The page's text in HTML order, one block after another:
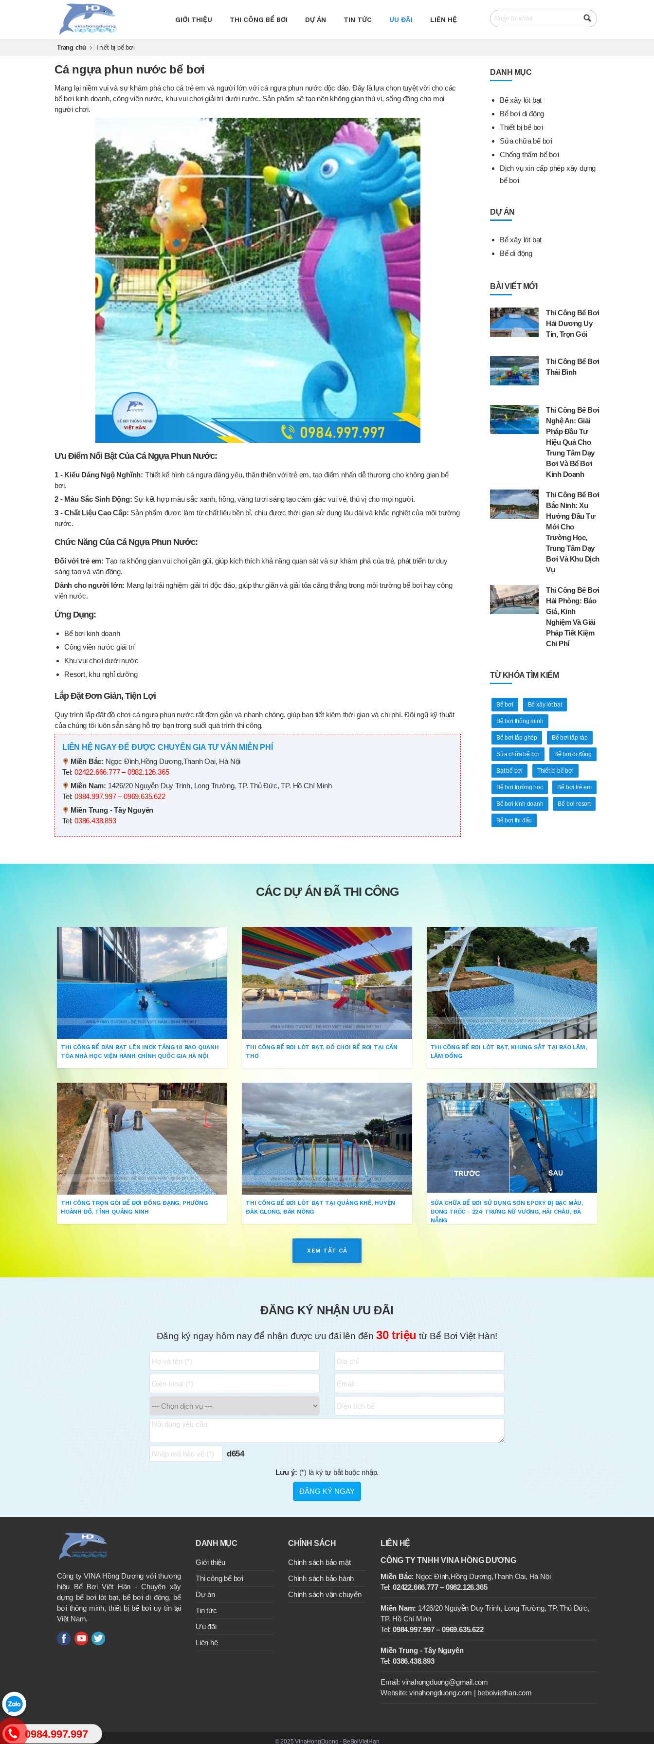
GIỚI THIỆU THI CÔNG BỂ BƠI DỰ ÁN TIN TỨC ƯU ĐÃI LIÊN HỆ
Trang chủ Thiết bị bể bơi
Cá ngựa phun nước bể bơi
Mang lại niềm vui và sự khám phá cho cả trẻ em và người lớn với cá ngựa phun nước độc đáo. Đây là lựa chọn tuyệt vời cho các
bể bơi kinh doanh, công viên nước, khu vui chơi giải trí dưới nước. Sản phẩm sẽ tạo nên không gian thú vị, sống động cho mọi
người chơi.
Ưu Điểm Nổi Bật Của Cá Ngựa Phun Nước:
1 - Kiểu Dáng Ngộ Nghĩnh: Thiết kế hình cá ngựa đáng yêu, thân thiện với trẻ em, tạo điểm nhấn dễ thương cho không gian bể
bơi.
2 - Màu Sắc Sinh Động: Sự kết hợp màu sắc xanh, hồng, vàng tươi sáng tạo cảm giác vui vẻ, thú vị cho mọi người.
3 - Chất Liệu Cao Cấp: Sản phẩm được làm từ chất liệu bền bỉ, chịu được thời gian sử dụng lâu dài và khắc nghiệt của môi trường
nước.
Chức Năng Của Cá Ngựa Phun Nước:
Đối với trẻ em: Tạo ra không gian vui chơi gần gũi, giúp kích thích khả năng quan sát và sự khám phá của trẻ, phát triển tư duy
sáng tạo và vận động.
Dành cho người lớn: Mang lại trải nghiệm giải trí độc đáo, giúp thư giãn và giải tỏa căng thẳng trong môi trường bể bơi hay công
viên nước.
Ứng Dụng:
Bể bơi kinh doanh
Công viên nước giải trí
Khu vui chơi dưới nước
Resort, khu nghỉ dưỡng
Lắp Đặt Đơn Giản, Tiện Lợi
Quy trình lắp đặt đồ chơi cá ngựa phun nước rất đơn giản và nhanh chóng, giúp bạn tiết kiệm thời gian và chi phí. Đội ngũ kỹ thuật
của chúng tôi luôn sẵn sàng hỗ trợ bạn trong suốt quá trình thi công.
LIÊN HỆ NGAY ĐỂ ĐƯỢC CHUYÊN GIA TƯ VẤN MIỄN PHÍ
Miền Bắc: Ngọc Đình,Hồng Dương,Thanh Oai, Hà Nội
Tel: 02422.666.777 – 0982.126.365
Miền Nam: 1426/20 Nguyễn Duy Trinh, Long Trường, TP. Thủ Đức, TP. Hồ Chí Minh
Tel: 0984.997.997 – 0969.635.622
Miền Trung - Tây Nguyên
Tel: 0386.438.893
DANH MỤC
Bể xây lót bạt
Bể bơi di động
Thiết bị bể bơi
Sửa chữa bể bơi
Chống thấm bể bơi
Dịch vụ xin cấp phép xây dựng
bể bơi
DỰ ÁN
Bể xây lót bạt
Bể di động
BÀI VIẾT MỚI
Thi Công Bể Bơi
Hải Dương Uy
Tín, Trọn Gói
Thi Công Bể Bơi
Thái Bình
Thi Công Bể Bơi
Nghệ An: Giải
Pháp Đầu Tư
Hiệu Quả Cho
Trung Tâm Dạy
Bơi Và Bể Bơi
Kinh Doanh
Thi Công Bể Bơi
Bắc Ninh: Xu
Hướng Đầu Tư
Mới Cho
Trường Học,
Trung Tâm Dạy
Bơi Và Khu Dịch
Vụ
Thi Công Bể Bơi
Hải Phòng: Báo
Giá, Kinh
Nghiệm Và Giải
Pháp Tiết Kiệm
Chi Phí
TỪ KHÓA TÌM KIẾM
Bể bơi Bể xây lót bạt
Bể bơi thông minh
Bể bơi lắp ghép Bể bơi lắp ráp
Sửa chữa bể bơi Bể bơi di động
Bạt bể bơi Thiết bị bể bơi
Bể bơi trường học Bể bơi trẻ em
Bể bơi kinh doanh Bể bơi resort
Bể bơi thi đấu
CÁC DỰ ÁN ĐÃ THI CÔNG
THI CÔNG BỂ DÁN BẠT LÊN INOX TẦNG 18 BAO QUANH
TÒA NHÀ HỌC VIỆN HÀNH CHÍNH QUỐC GIA HÀ NỘI
THI CÔNG BỂ BƠI LÓT BẠT, ĐỒ CHƠI BỂ BƠI TẠI CẦN
THƠ
THI CÔNG BỂ BƠI LÓT BẠT, KHUNG SẮT TẠI BẢO LÂM,
LÂM ĐỒNG
THI CÔNG TRỌN GÓI BỂ BƠI ĐỒNG ĐẠNG, PHƯỜNG
HOÀNH BỒ, TỈNH QUẢNG NINH
THI CÔNG BỂ BƠI LÓT BẠT TẠI QUẢNG KHÊ, HUYỆN
ĐĂK GLONG, ĐĂK NÔNG
SỬA CHỮA BỂ BƠI SỬ DỤNG SƠN EPOXY BỊ BẠC MÀU,
BONG TRÓC - 224 TRƯNG NỮ VƯƠNG, HẢI CHÂU, ĐÀ
NẴNG
XEM TẤT CẢ
ĐĂNG KÝ NHẬN ƯU ĐÃI
Đăng ký ngay hôm nay để nhận được ưu đãi lên đến 30 triệu từ Bể Bơi Việt Hàn!
d654
Lưu ý: (*) là ký tự bắt buộc nhập.
Công ty VINA Hồng Dương với thương
hiệu Bể Bơi Việt Hàn - Chuyên xây
dựng bể bơi lót bạt, bể bơi di động, bể
bơi thông minh, thiết bị bể bơi uy tín tại
Việt Nam.
DANH MỤC
Giới thiệu
Thi công bể bơi
Dự án
Tin tức
Ưu đãi
Liên hệ
CHÍNH SÁCH
Chính sách bảo mật
Chính sách bảo hành
Chính sách vận chuyển
LIÊN HỆ
CÔNG TY TNHH VINA HỒNG DƯƠNG
Miền Bắc: Ngọc Đình,Hồng Dương,Thanh Oai, Hà Nội
Tel: 02422.666.777 – 0982.126.365
Miền Nam: 1426/20 Nguyễn Duy Trinh, Long Trường, TP. Thủ Đức,
TP. Hồ Chí Minh
Tel: 0984.997.997 – 0969.635.622
Miền Trung - Tây Nguyên
Tel: 0386.438.893
Email: vinahongduong@gmail.com
Website: vinahongduong.com | beboiviethan.com
© 2025 VinaHongDuong - BeBoiVietHan
0984.997.997